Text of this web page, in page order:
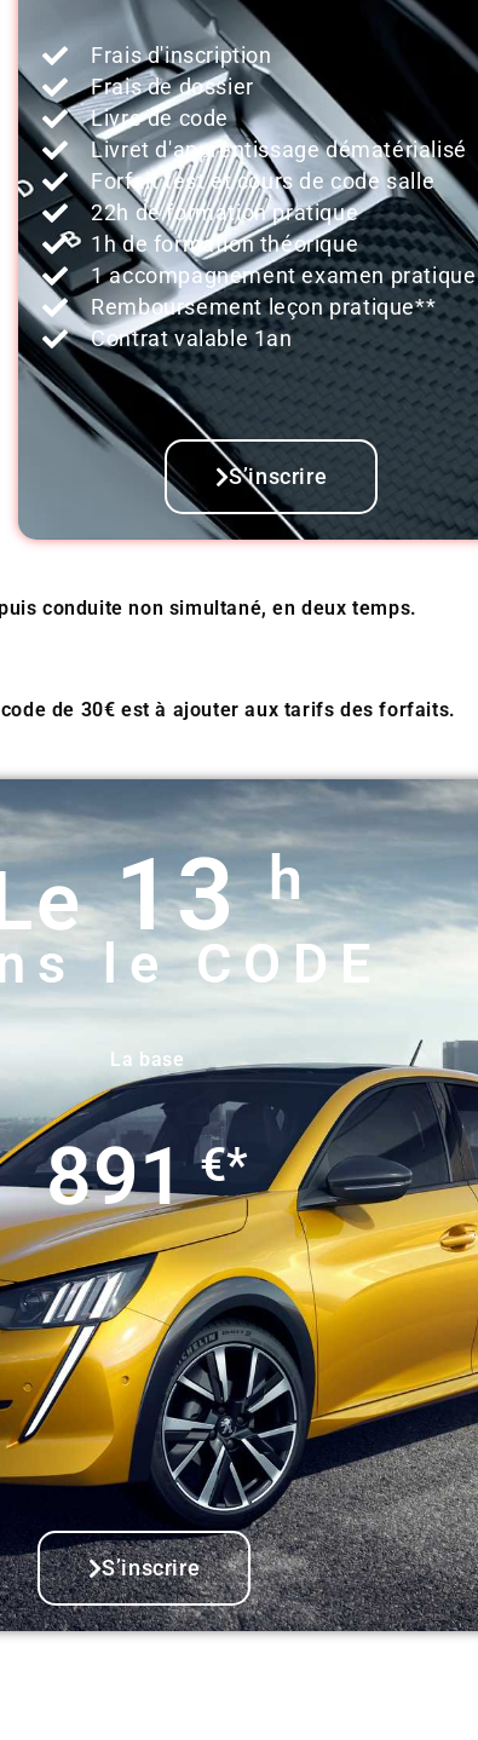
Frais d'inscription
Frais de dossier
Livre de code
Livret d'apprentissage dématérialisé
Forfait test et cours de code salle
22h de formation pratique
1h de formation théorique
1 accompagnement examen pratique
Remboursement leçon pratique**
Contrat valable 1an
S’inscrire
conduite non simultané, en deux temps.
de 30€ est à ajouter aux tarifs des forfaits.
13h
le CODE
La base
891€*
S’inscrire